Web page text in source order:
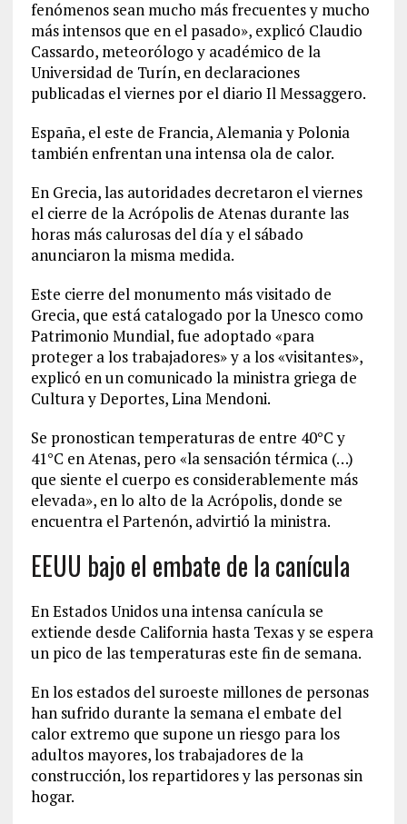
fenómenos sean mucho más frecuentes y mucho
más intensos que en el pasado», explicó Claudio
Cassardo, meteorólogo y académico de la
Universidad de Turín, en declaraciones
publicadas el viernes por el diario Il Messaggero.
España, el este de Francia, Alemania y Polonia
también enfrentan una intensa ola de calor.
En Grecia, las autoridades decretaron el viernes
el cierre de la Acrópolis de Atenas durante las
horas más calurosas del día y el sábado
anunciaron la misma medida.
Este cierre del monumento más visitado de
Grecia, que está catalogado por la Unesco como
Patrimonio Mundial, fue adoptado «para
proteger a los trabajadores» y a los «visitantes»,
explicó en un comunicado la ministra griega de
Cultura y Deportes, Lina Mendoni.
Se pronostican temperaturas de entre 40°C y
41°C en Atenas, pero «la sensación térmica (…)
que siente el cuerpo es considerablemente más
elevada», en lo alto de la Acrópolis, donde se
encuentra el Partenón, advirtió la ministra.
EEUU bajo el embate de la canícula
En Estados Unidos una intensa canícula se
extiende desde California hasta Texas y se espera
un pico de las temperaturas este fin de semana.
En los estados del suroeste millones de personas
han sufrido durante la semana el embate del
calor extremo que supone un riesgo para los
adultos mayores, los trabajadores de la
construcción, los repartidores y las personas sin
hogar.